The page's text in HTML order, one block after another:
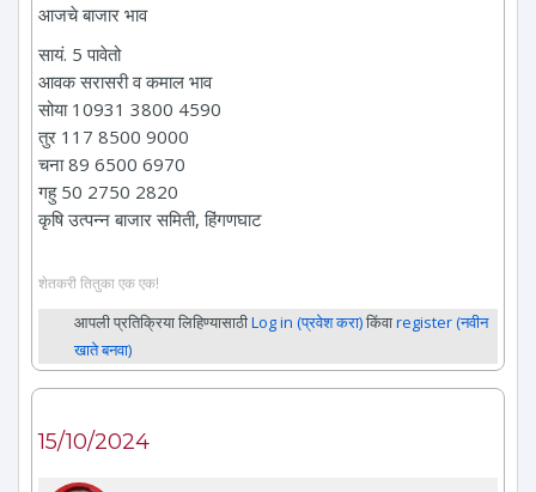
आजचे बाजार भाव
सायं. 5 पावेतो
आवक सरासरी व कमाल भाव
सोया 10931 3800 4590
तुर 117 8500 9000
चना 89 6500 6970
गहु 50 2750 2820
कृषि उत्पन्न बाजार समिती, हिंगणघाट
शेतकरी तितुका एक एक!
आपली प्रतिक्रिया लिहिण्यासाठीLog in (प्रवेश करा)किंवाregister (नवीन
खाते बनवा)
15/10/2024